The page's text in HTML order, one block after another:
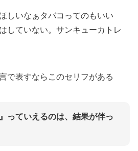
しいなぁタバコってのもいい
していない。サンキューカトレ
で表すならこのセリフがある
っていえるのは、結果が伴っ